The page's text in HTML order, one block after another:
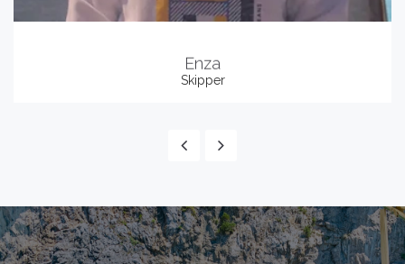
Luciano de Meo
CEO & Founder